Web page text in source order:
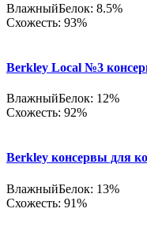
ВлажныйБелок: 8.5%
Схожесть: 93%
Berkley Local №3
ВлажныйБелок: 12%
Схожесть: 92%
Berkley консервы для
ВлажныйБелок: 13%
Схожесть: 91%